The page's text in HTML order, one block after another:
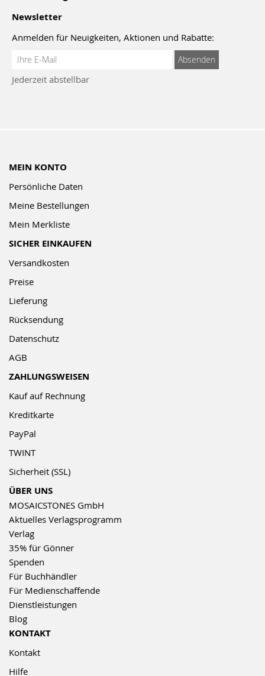
Newsletter
Anmelden für Neuigkeiten, Aktionen und Rabatte:
Anmeldung
Newsletter:
Absenden
Jederzeit abstellbar
MEIN KONTO
Persönliche Daten
Meine Bestellungen
Mein Merkliste
SICHER EINKAUFEN
Versandkosten
Preise
Lieferung
Rücksendung
Datenschutz
AGB
ZAHLUNGSWEISEN
Kauf auf Rechnung
Kreditkarte
PayPal
TWINT
Sicherheit (SSL)
ÜBER UNS
MOSAICSTONES GmbH
Aktuelles Verlagsprogramm
Verlag
35% für Gönner
Spenden
Für Buchhändler
Für Medienschaffende
Dienstleistungen
Blog
KONTAKT
Kontakt
Hilfe